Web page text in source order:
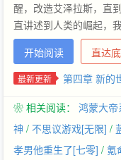
醒，改造艾泽拉斯，直
直讲述到人类的崛起，
本编年史为大家带来许
有发展、演化的过程。
非常多的角色扮演网游
开始阅读 直达
最新更新 第四章 新的
❀ 相关阅读： 鸿蒙大帝
神 / 不思议游戏[无限] /
孝男他重生了[七零] / 氪